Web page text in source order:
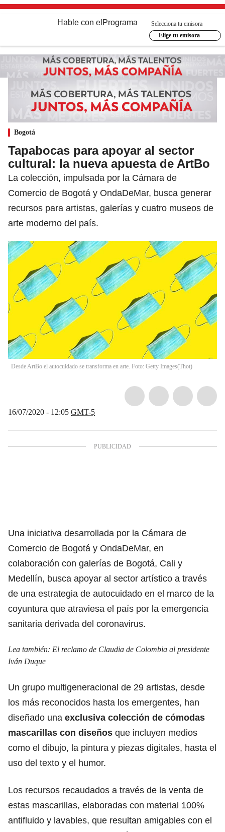
Hable con el Programa
Selecciona tu emisora
Elige tu emisora
Bogotá
Tapabocas para apoyar al sector
cultural: la nueva apuesta de ArtBo
La colección, impulsada por la Cámara de
Comercio de Bogotá y OndaDeMar, busca generar
recursos para artistas, galerías y cuatro museos de
arte moderno del país.
Desde ArtBo el autocuidado se transforma en arte. Foto: Getty Images(Thot)
16/07/2020 - 12:05 GMT-5
Una iniciativa desarrollada por la Cámara de
Comercio de Bogotá y OndaDeMar, en
colaboración con galerías de Bogotá, Cali y
Medellín, busca apoyar al sector artístico a través
de una estrategia de autocuidado en el marco de la
coyuntura que atraviesa el país por la emergencia
sanitaria derivada del coronavirus.
Lea también: El reclamo de Claudia de Colombia al presidente
Iván Duque
Un grupo multigeneracional de 29 artistas, desde
los más reconocidos hasta los emergentes, han
diseñado una exclusiva colección de cómodas
mascarillas con diseños que incluyen medios
como el dibujo, la pintura y piezas digitales, hasta el
uso del texto y el humor.
Los recursos recaudados a través de la venta de
estas mascarillas, elaboradas con material 100%
antifluido y lavables, que resultan amigables con el